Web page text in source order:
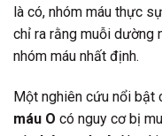
là có, nhóm máu thực
chỉ ra rằng muỗi
nhóm máu nhất định.
Một nghiên cứu nổi bật
máu O có nguy cơ bị